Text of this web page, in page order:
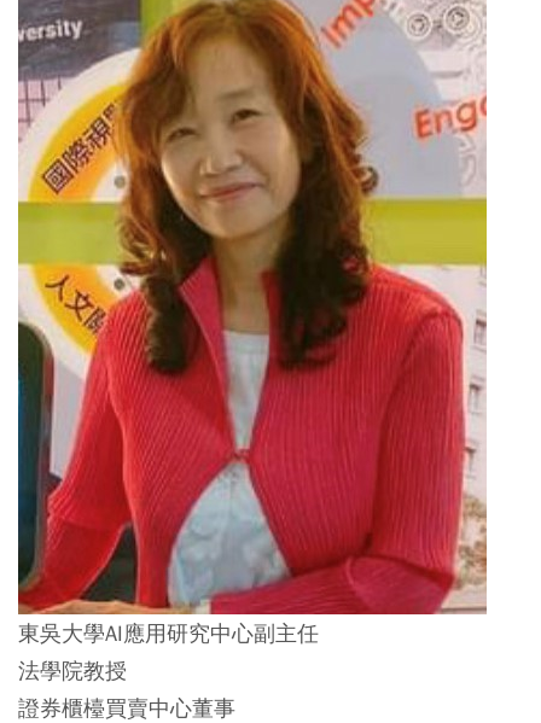
東吳大學AI應用研究中心副主任
法學院教授
證券櫃檯買賣中心董事